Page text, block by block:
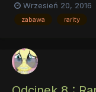
to jej talent! Jest
biżuterii, która...
Wrzesień 20, 2016
zabawa rarity